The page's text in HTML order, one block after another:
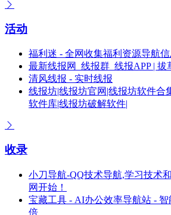
活动
福利迷 - 全网收集福利资源导航信
最新线报网_线报群_线报APP | 拔
清风线报 - 实时线报
线报坊|线报坊官网|线报坊软件合
软件库|线报坊破解软件|
收录
小刀导航-QQ技术导航,学习技术
网开始！
宝藏工具 - AI办公效率导航站 -
倍